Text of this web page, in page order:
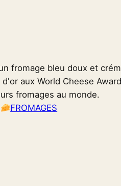
fromage bleu doux et
aux World Cheese
fromages au monde.
FROMAGES